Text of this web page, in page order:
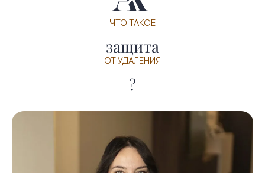
ЧТО ТАКОЕ
защита
ОТ УДАЛЕНИЯ
?